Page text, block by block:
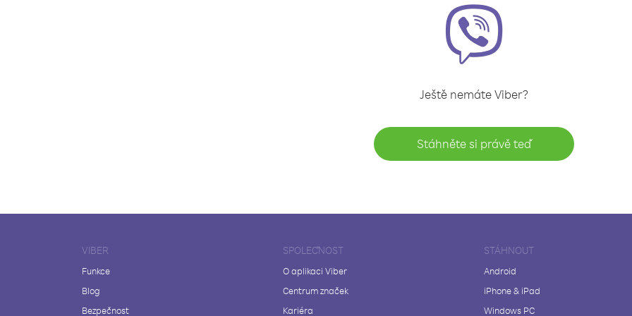
Ještě nemáte Viber?
Stáhněte si právě teď
VIBER
Funkce
Blog
Bezpečnost
SPOLEČNOST
O aplikaci Viber
Centrum značek
Kariéra
STÁHNOUT
Android
iPhone & iPad
Windows PC